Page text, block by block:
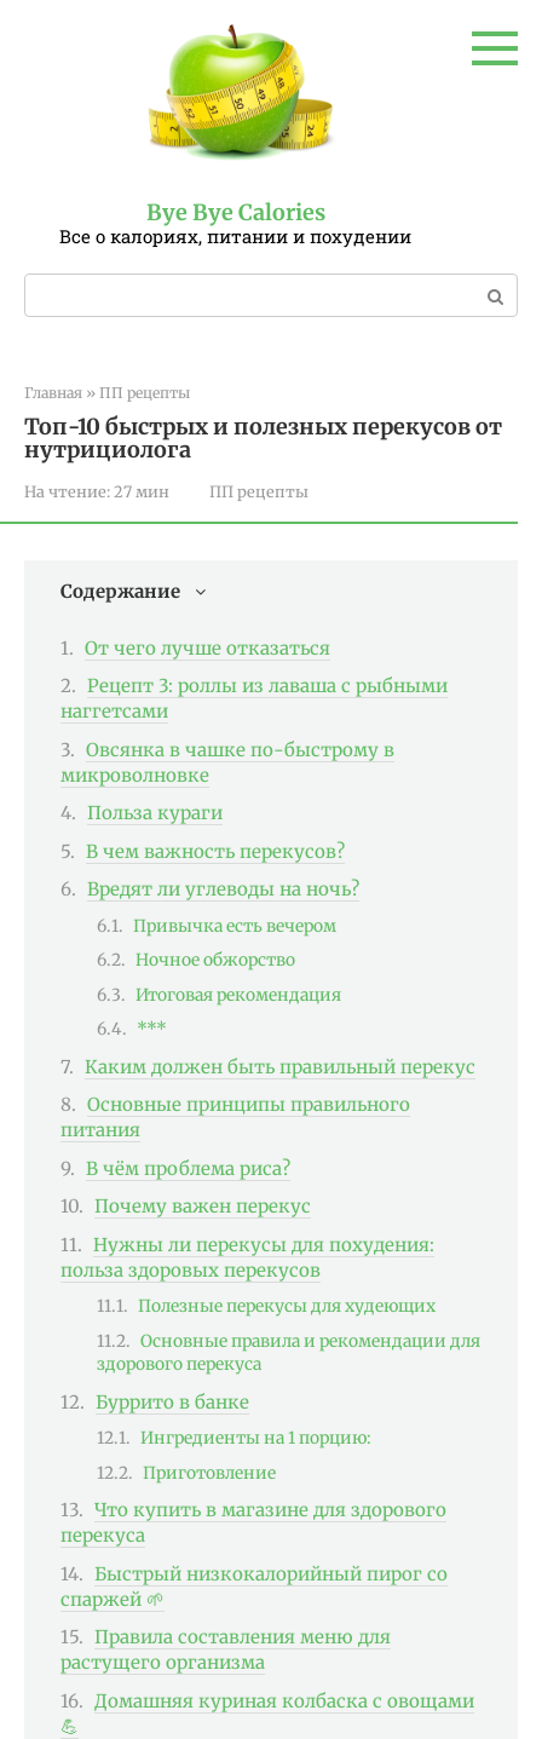
Bye Bye Calories
Все о калориях, питании и похудении
Поиск:
Главная » ПП рецепты
Топ-10 быстрых и полезных перекусов от
нутрициолога
На чтение: 27 мин ПП рецепты
Содержание
От чего лучше отказаться
Рецепт 3: роллы из лаваша с рыбными
наггетсами
Овсянка в чашке по-быстрому в
микроволновке
Польза кураги
В чем важность перекусов?
Вредят ли углеводы на ночь?
Привычка есть вечером
Ночное обжорство
Итоговая рекомендация
***
Каким должен быть правильный перекус
Основные принципы правильного
питания
В чём проблема риса?
Почему важен перекус
Нужны ли перекусы для похудения:
польза здоровых перекусов
Полезные перекусы для худеющих
Основные правила и рекомендации для
здорового перекуса
Буррито в банке
Ингредиенты на 1 порцию:
Приготовление
Что купить в магазине для здорового
перекуса
Быстрый низкокалорийный пирог со
спаржей 🌱
Правила составления меню для
растущего организма
Домашняя куриная колбаска с овощами
💪